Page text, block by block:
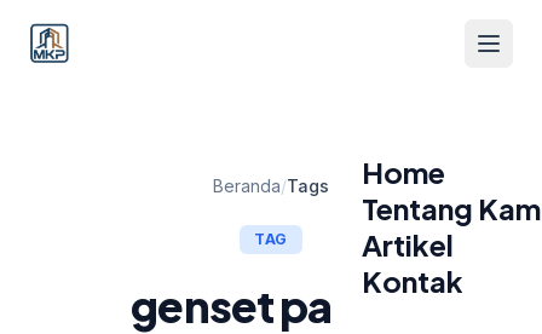
Home
Tentang
Artikel
Kontak
Beranda/Tags
TAG
genset pabrik